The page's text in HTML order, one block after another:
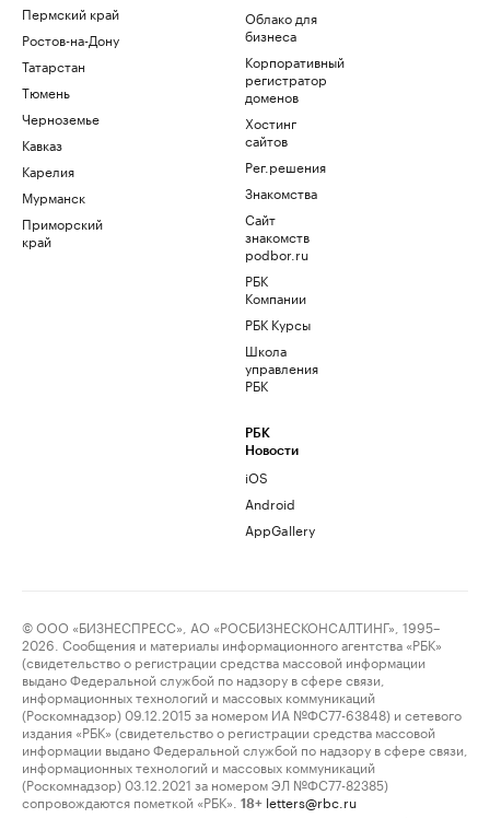
Пермский край
Ростов-на-Дону
Татарстан
Тюмень
Черноземье
Кавказ
Карелия
Мурманск
Приморский
край
Облако для
бизнеса
Корпоративный
регистратор
доменов
Хостинг
сайтов
Рег.решения
Знакомства
Сайт
знакомств
podbor.ru
РБК
Компании
РБК Курсы
Школа
управления
РБК
РБК
Новости
iOS
Android
AppGallery
© ООО «БИЗНЕСПРЕСС», АО «РОСБИЗНЕСКОНСАЛТИНГ», 1995–
2026. Сообщения и материалы информационного агентства «РБК»
(свидетельство о регистрации средства массовой информации
выдано Федеральной службой по надзору в сфере связи,
информационных технологий и массовых коммуникаций
(Роскомнадзор) 09.12.2015 за номером ИА №ФС77-63848) и сетевого
издания «РБК» (свидетельство о регистрации средства массовой
информации выдано Федеральной службой по надзору в сфере связи,
информационных технологий и массовых коммуникаций
(Роскомнадзор) 03.12.2021 за номером ЭЛ №ФС77-82385)
сопровождаются пометкой «РБК».
18+ letters@rbc.ru